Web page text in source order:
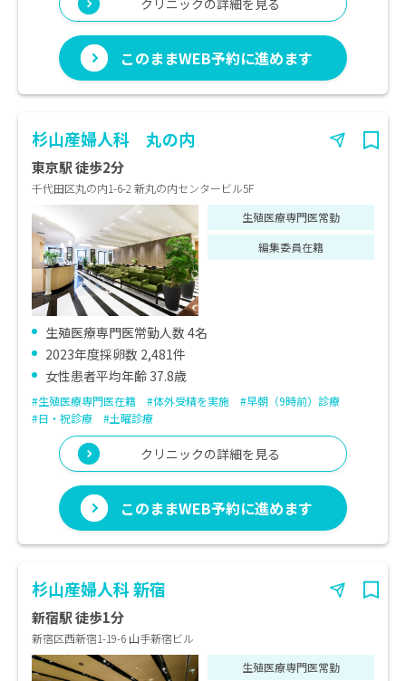
クリニックの詳細を見る
このままWEB予約に進めます
杉山産婦人科 丸の内
東京駅 徒歩2分
千代田区丸の内1-6-2 新丸の内センタービル5F
生殖医療専門医常勤
編集委員在籍
生殖医療専門医常勤人数 4名
2023年度採卵数 2,481件
女性患者平均年齢 37.8歳
#生殖医療専門医在籍 #体外受精を実施
#早朝（9時前）診療
#日・祝診療
#土曜診療
クリニックの詳細を見る
このままWEB予約に進めます
杉山産婦人科 新宿
新宿駅 徒歩1分
新宿区西新宿1-19-6 山手新宿ビル
生殖医療専門医常勤